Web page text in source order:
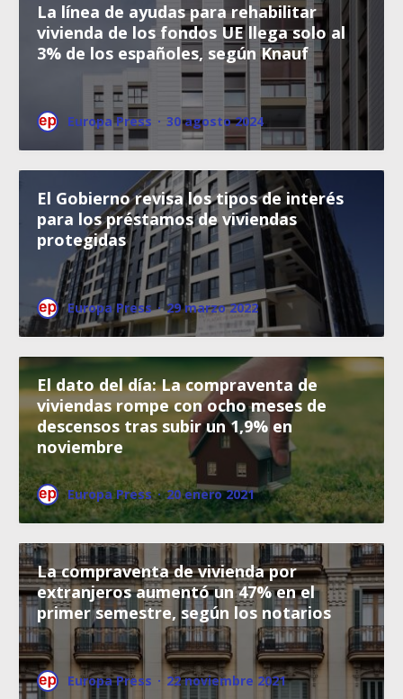
La línea de ayudas para rehabilitar
vivienda de los fondos UE llega solo al
3% de los españoles, según Knauf
Europa Press · 30 agosto 2024
El Gobierno revisa los tipos de interés
para los préstamos de viviendas
protegidas
Europa Press · 29 marzo 2022
El dato del día: La compraventa de
viviendas rompe con ocho meses de
descensos tras subir un 1,9% en
noviembre
Europa Press · 20 enero 2021
La compraventa de vivienda por
extranjeros aumentó un 47% en el
primer semestre, según los notarios
Europa Press · 22 noviembre 2021